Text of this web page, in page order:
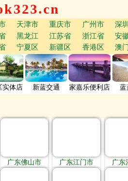
天津市 重庆市 广州市 深
黑龙江 江苏省 浙江省 安
宁夏区 新疆区 香港区 澳
实体店 新蓝交通 家嘉乐便利店 蓝
广东佛山市 广东江门市 广东